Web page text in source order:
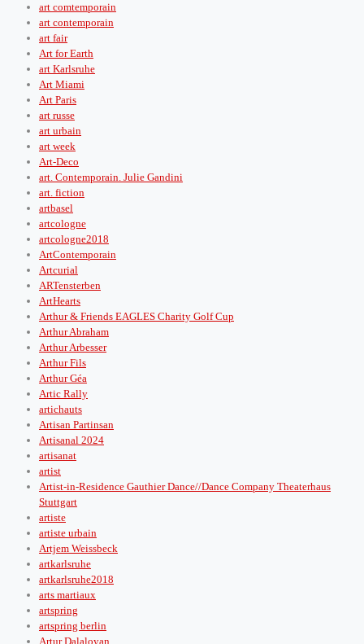
art comtemporain
art contemporain
art fair
Art for Earth
art Karlsruhe
Art Miami
Art Paris
art russe
art urbain
art week
Art-Deco
art. Contemporain. Julie Gandini
art. fiction
artbasel
artcologne
artcologne2018
ArtContemporain
Artcurial
ARTensterben
ArtHearts
Arthur & Friends EAGLES Charity Golf Cup
Arthur Abraham
Arthur Arbesser
Arthur Fils
Arthur Géa
Artic Rally
artichauts
Artisan Partinsan
Artisanal 2024
artisanat
artist
Artist-in-Residence Gauthier Dance//Dance Company Theaterhaus
Stuttgart
artiste
artiste urbain
Artjem Weissbeck
artkarlsruhe
artkarlsruhe2018
arts martiaux
artspring
artspring berlin
Artur Dalaloyan